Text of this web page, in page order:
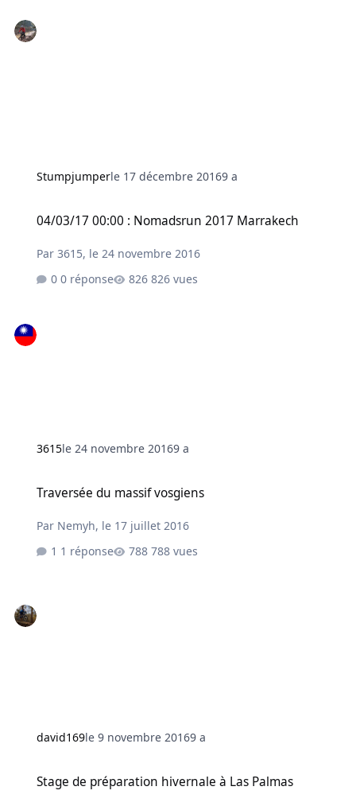
Stumpjumperle 17 décembre 20169 a
04/03/17 00:00 : Nomadsrun 2017 Marrakech
Par3615, le 24 novembre 2016
0 réponse
826 vues
3615le 24 novembre 20169 a
Traversée du massif vosgiens
Par Nemyh, le 17 juillet 2016
1 réponse
788 vues
david169le 9 novembre 20169 a
Stage de préparation hivernale à Las Palmas